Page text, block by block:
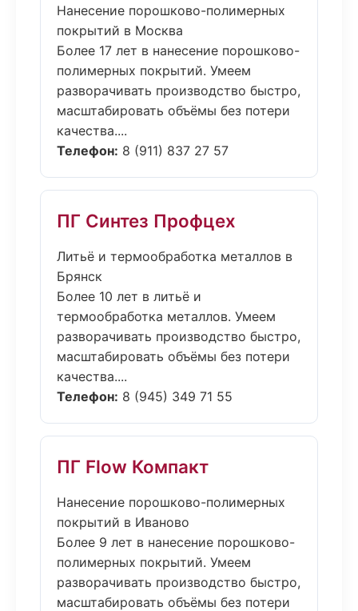
Нанесение порошково-полимерных
покрытий в Москва
Более 17 лет в нанесение порошково-
полимерных покрытий. Умеем
разворачивать производство быстро,
масштабировать объёмы без потери
качества....
Телефон: 8 (911) 837 27 57
ПГ Синтез Профцех
Литьё и термообработка металлов в
Брянск
Более 10 лет в литьё и
термообработка металлов. Умеем
разворачивать производство быстро,
масштабировать объёмы без потери
качества....
Телефон: 8 (945) 349 71 55
ПГ Flow Компакт
Нанесение порошково-полимерных
покрытий в Иваново
Более 9 лет в нанесение порошково-
полимерных покрытий. Умеем
разворачивать производство быстро,
масштабировать объёмы без потери